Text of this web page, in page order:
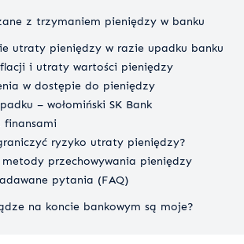
z trzymaniem pieniędzy w banku
utraty pieniędzy w razie upadku banku
i utraty wartości pieniędzy
w dostępie do pieniędzy
– wołomiński SK Bank
finansami
ryzyko utraty pieniędzy?
przechowywania pieniędzy
pytania (FAQ)
na koncie bankowym są moje?